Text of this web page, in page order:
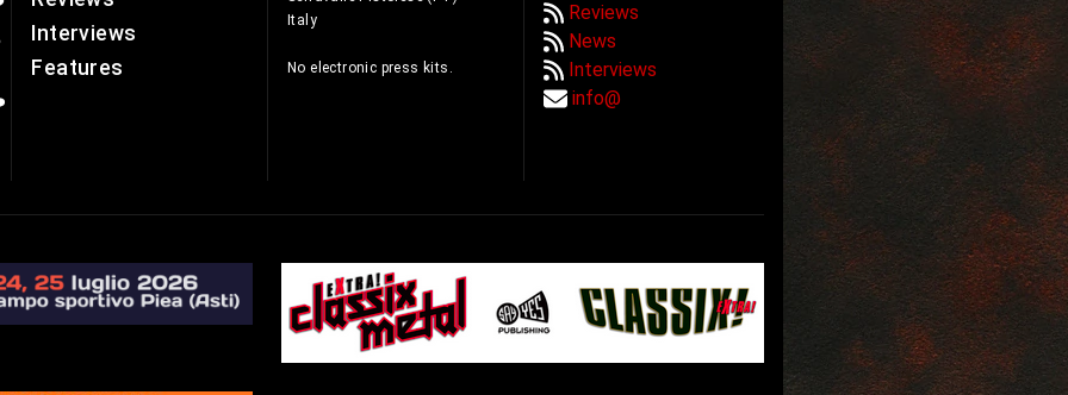
Interviews
Features
Italy
No electronic press kits.
Reviews
News
Interviews
info@